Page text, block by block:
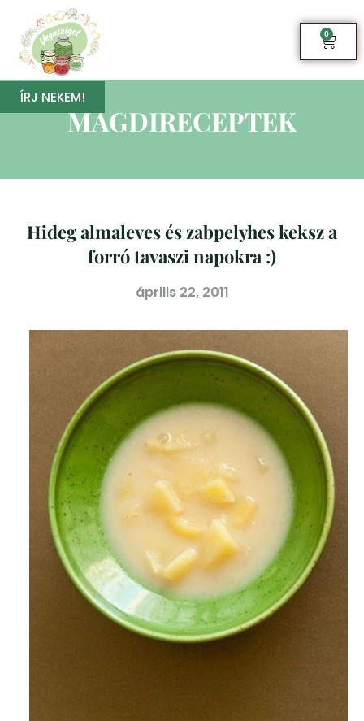
0
ÍRJ NEKEM!
MAGDIRECEPTEK
Hideg almaleves és zabpelyhes keksz a
forró tavaszi napokra :)
április 22, 2011